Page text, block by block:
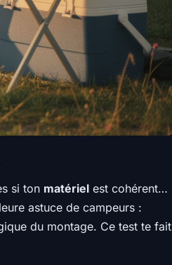
si ton matériel est cohérent…
astuce de campeurs :
du montage. Ce test te fait